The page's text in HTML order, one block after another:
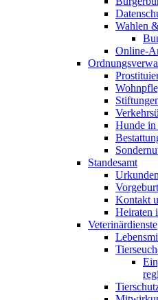
Wahlen
Online-
Hunde in
Standesamt
Kontakt
Heiraten
Veterinärdienste